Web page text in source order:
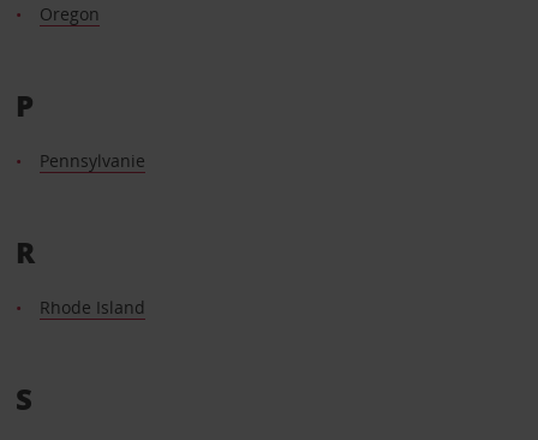
Oregon
P
Pennsylvanie
R
Rhode Island
S